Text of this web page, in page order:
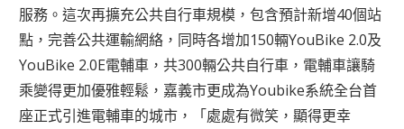
服務。這次再擴充公共自行車規模，包含預計新增40個站
點，完善公共運輸網絡，同時各增加150輛YouBike 2.0及
YouBike 2.0E電輔車，共300輛公共自行車，電輔車讓騎
乘變得更加優雅輕鬆，嘉義市更成為Youbike系統全台首
座正式引進電輔車的城市，「處處有微笑，顯得更幸